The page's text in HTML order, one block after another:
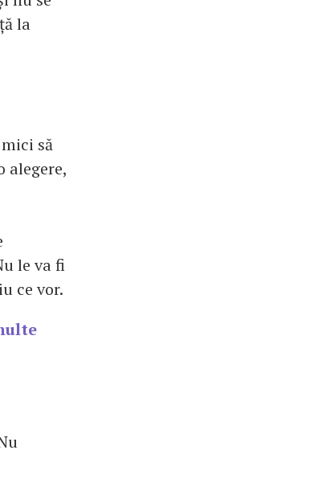
la
să
alegere,
le va fi
ce vor.